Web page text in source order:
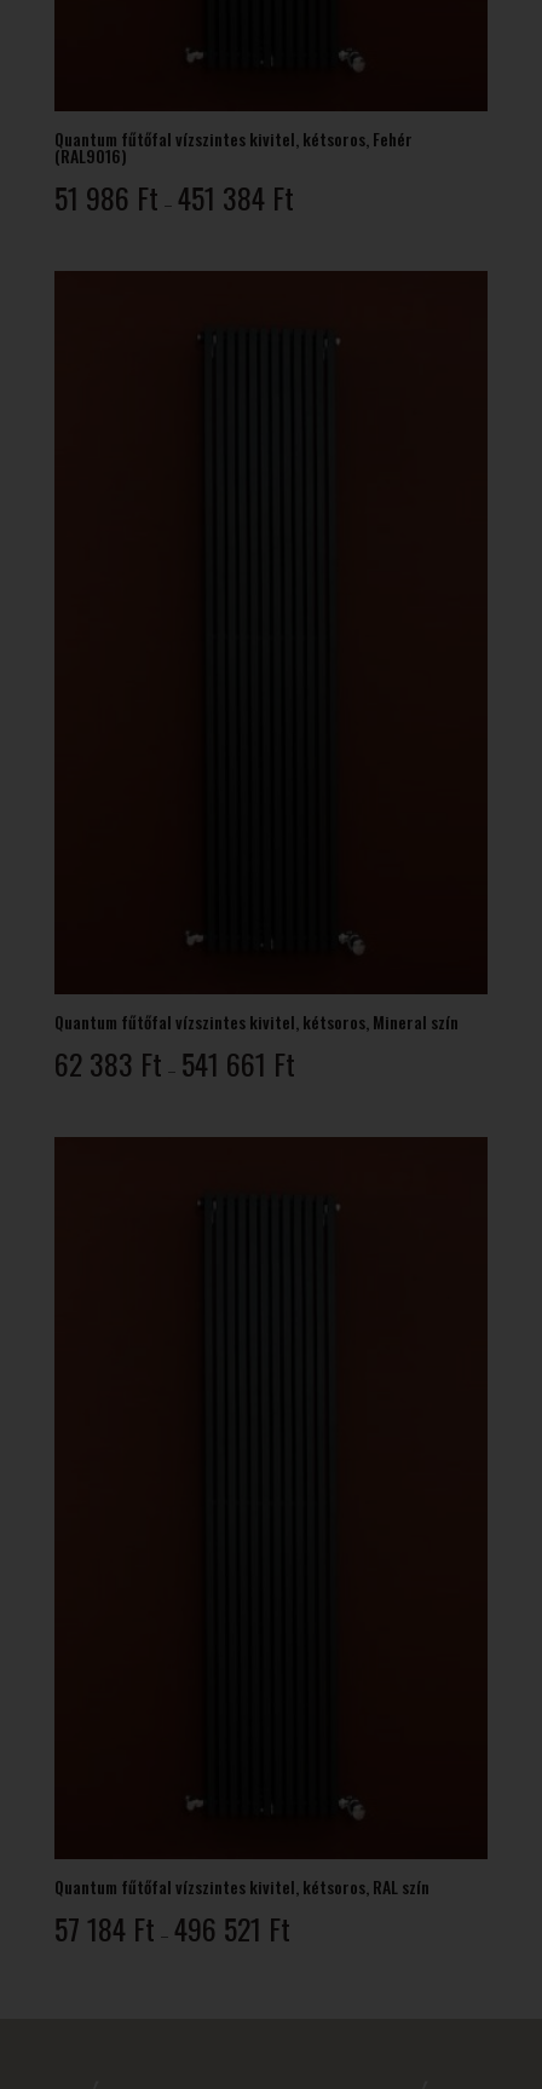
Quantum fűtőfal vízszintes kivitel, kétsoros, Fehér
(RAL9016)
51 986 Ft – 451 384 Ft51
-
Quantum fűtőfal vízszintes kivitel, kétsoros, Mineral szín
62 383 Ft – 541 661 Ft62
-
Quantum fűtőfal vízszintes kivitel, kétsoros, RAL szín
57 184 Ft – 496 521 Ft57